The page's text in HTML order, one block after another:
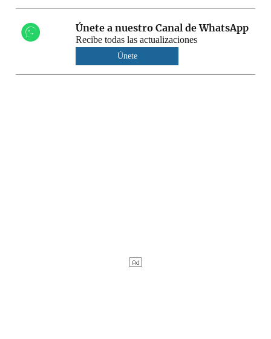
Únete a nuestro Canal de WhatsApp
Recibe todas las actualizaciones
Únete